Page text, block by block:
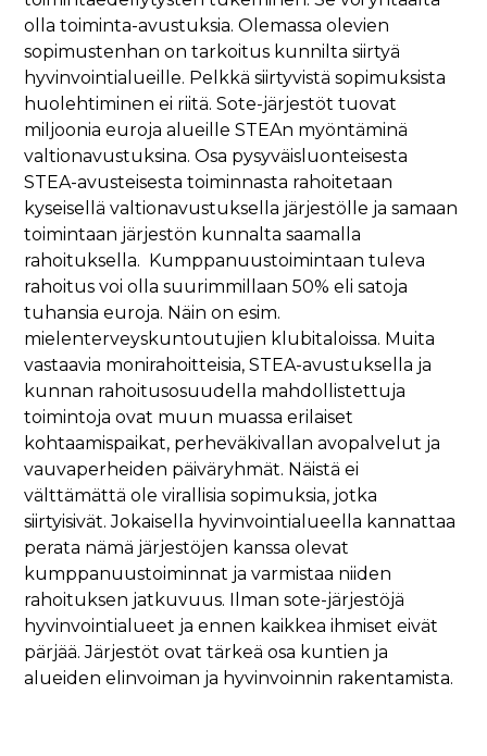
olla toiminta-avustuksia. Olemassa olevien
sopimustenhan on tarkoitus kunnilta siirtyä
hyvinvointialueille. Pelkkä siirtyvistä sopimuksista
huolehtiminen ei riitä. Sote-järjestöt tuovat
miljoonia euroja alueille STEAn myöntäminä
valtionavustuksina. Osa pysyväisluonteisesta
STEA-avusteisesta toiminnasta rahoitetaan
kyseisellä valtionavustuksella järjestölle ja samaan
toimintaan järjestön kunnalta saamalla
rahoituksella. Kumppanuustoimintaan tuleva
rahoitus voi olla suurimmillaan 50% eli satoja
tuhansia euroja. Näin on esim.
mielenterveyskuntoutujien klubitaloissa. Muita
vastaavia monirahoitteisia, STEA-avustuksella ja
kunnan rahoitusosuudella mahdollistettuja
toimintoja ovat muun muassa erilaiset
kohtaamispaikat, perheväkivallan avopalvelut ja
vauvaperheiden päiväryhmät. Näistä ei
välttämättä ole virallisia sopimuksia, jotka
siirtyisivät. Jokaisella hyvinvointialueella kannattaa
perata nämä järjestöjen kanssa olevat
kumppanuustoiminnat ja varmistaa niiden
rahoituksen jatkuvuus. Ilman sote-järjestöjä
hyvinvointialueet ja ennen kaikkea ihmiset eivät
pärjää. Järjestöt ovat tärkeä osa kuntien ja
alueiden elinvoiman ja hyvinvoinnin rakentamista.